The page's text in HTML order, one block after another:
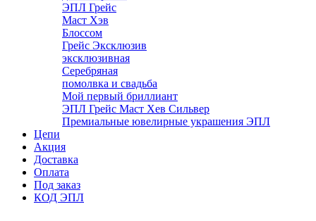
ЭПЛ Грейс
Маст Хэв
Блоссом
Грейс Эксклюзив
эксклюзивная
Серебряная
помолвка и свадьба
Мой первый бриллиант
ЭПЛ Грейс Маст Хев Сильвер
Премиальные ювелирные украшения ЭПЛ
Цепи
Акция
Доставка
Оплата
Под заказ
КОД ЭПЛ